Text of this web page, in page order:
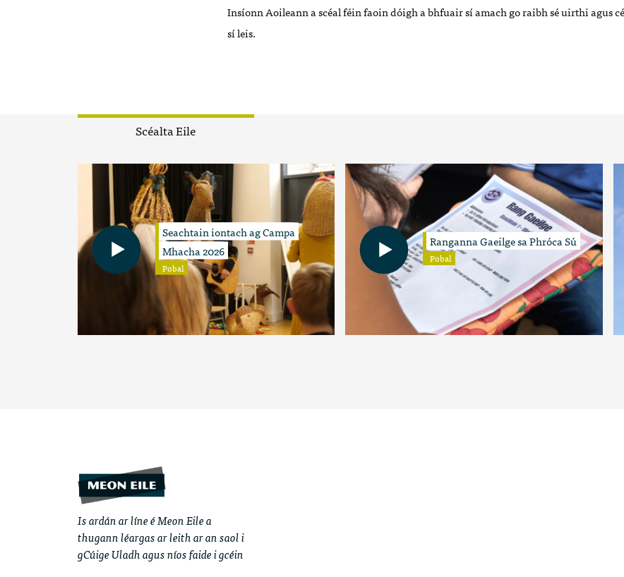
Insíonn Aoileann a scéal féin faoin dóigh a bhfuair sí amach go raibh sé uirthi agus
sí leis.
Scéalta Eile
Seachtain iontach ag Campa
Mhacha 2026
Pobal
Ranganna Gaeilge sa Phróca Sú
Pobal
Is ardán ar líne é Meon Eile a
thugann léargas ar leith ar an saol i
gCúige Uladh agus níos faide i gcéin